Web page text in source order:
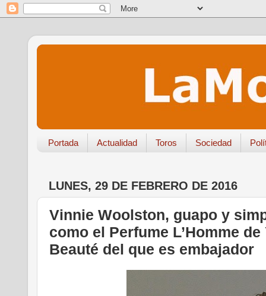
Portada Actualidad Toros Sociedad
LUNES, 29 DE FEBRERO DE 2016
Vinnie Woolston, guapo y
como el Perfume L’Homme
Beauté del que es embajador